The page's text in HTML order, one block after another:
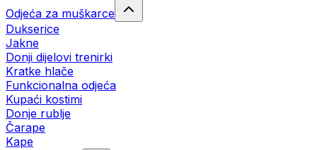
Odjeća za muškarce
Dukserice
Jakne
Donji dijelovi trenirki
Kratke hlače
Funkcionalna odjeća
Kupaći kostimi
Donje rublje
Čarape
Kape